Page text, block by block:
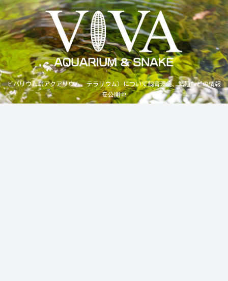
ビバリウム（アクアリウム、テラリウム）について飼育環境、繁殖などの情報
を公開中